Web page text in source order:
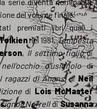
del volume finale.
premiati libri quali i
nel 1981,Tempesta
, Il settimo figliodi
d’usignolodi
I ragazzi di AnansidiNeil
di Lois McMaster
NorrelldiSusanna